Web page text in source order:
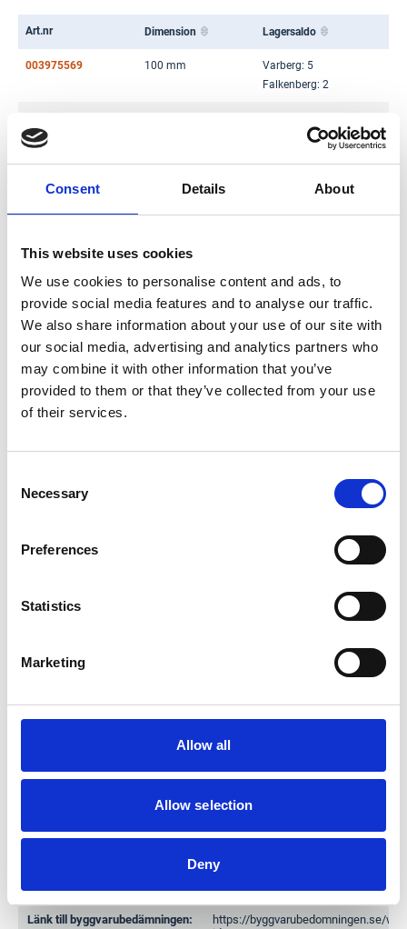
Consent Details About
This website uses cookies
We use cookies to personalise content and ads, to
provide social media features and to analyse our traffic.
We also share information about your use of our site with
our social media, advertising and analytics partners who
may combine it with other information that you’ve
provided to them or that they’ve collected from your use
of their services.
Selection
Necessary
Preferences
Statistics
Marketing
Allow all
Allow selection
Deny
Art.nr Dimension Lagersaldo
003975569 100 mm
Varberg: 5
Falkenberg: 2
Falkenberg: 1
Falkenberg: 3
Produktdatablad
Miljöinformation
Kompletterande märkning
Länk till byggvarubedämningen:
https://byggvarubedomningen.se/